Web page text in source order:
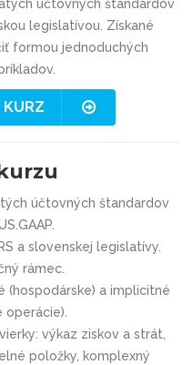
účtovných štandardov
legislatívou. Získané
formou jednoduchých
KURZ
účtovných štandardov
a slovenskej legislatívy.
rámec.
(hospodárske) a implicitné
operácie).
výkaz ziskov a strát,
položky, komplexný